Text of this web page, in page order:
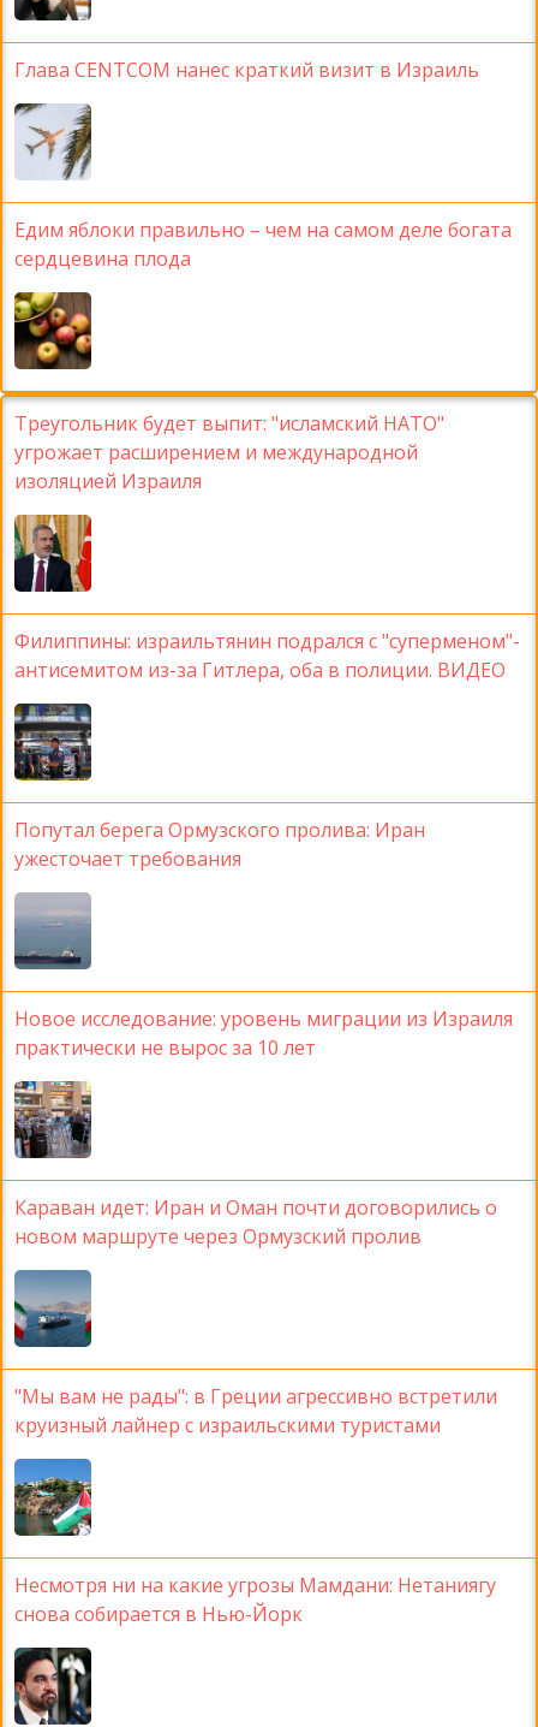
Глава CENTCOM нанес краткий визит в Израиль
Едим яблоки правильно – чем на самом деле богата
сердцевина плода
Треугольник будет выпит: "исламский НАТО"
угрожает расширением и международной
изоляцией Израиля
Филиппины: израильтянин подрался с "суперменом"-
антисемитом из-за Гитлера, оба в полиции. ВИДЕО
Попутал берега Ормузского пролива: Иран
ужесточает требования
Новое исследование: уровень миграции из Израиля
практически не вырос за 10 лет
Караван идет: Иран и Оман почти договорились о
новом маршруте через Ормузский пролив
"Мы вам не рады": в Греции агрессивно встретили
круизный лайнер с израильскими туристами
Несмотря ни на какие угрозы Мамдани: Нетаниягу
снова собирается в Нью-Йорк